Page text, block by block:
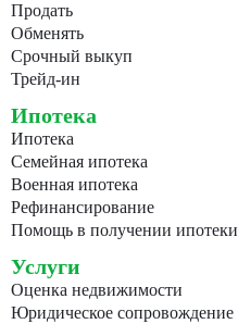
Продать
Обменять
Срочный выкуп
Трейд-ин
Ипотека
Ипотека
Семейная ипотека
Военная ипотека
Рефинансирование
Помощь в получении ипотеки
Услуги
Оценка недвижимости
Юридическое сопровождение